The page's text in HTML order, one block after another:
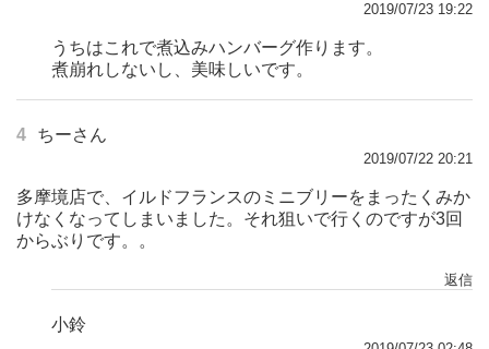
2019/07/23 19:22
うちはこれで煮込みハンバーグ作ります。
煮崩れしないし、美味しいです。
4 ちーさん
2019/07/22 20:21
多摩境店で、イルドフランスのミニブリーをまったくみか
けなくなってしまいました。それ狙いで行くのですが3回
からぶりです。。
返信
小鈴